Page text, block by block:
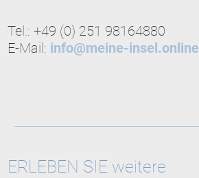
Tel.: +49 (0) 251 98164880
E-Mail: info@meine-insel.online
ERLEBEN SIE weitere